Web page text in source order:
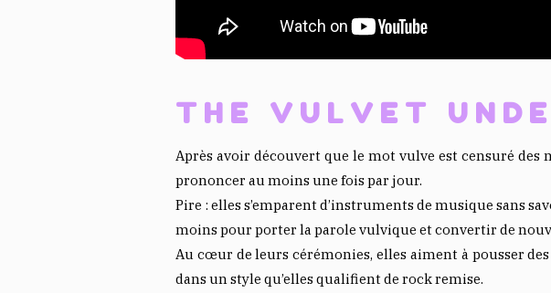
THE VULVET
Après avoir découvert que le mot vulve est censuré
prononcer au moins une fois par jour.
Pire : elles s’emparent d’instruments de musique sans
moins pour porter la parole vulvique et convertir de
Au cœur de leurs cérémonies, elles aiment à pousser
dans un style qu’elles qualifient de rock remise.